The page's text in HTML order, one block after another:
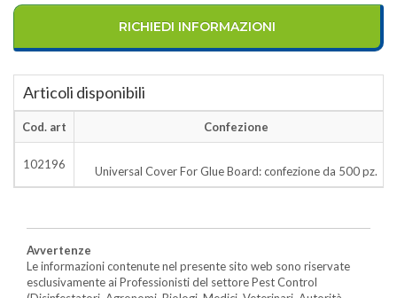
RICHIEDI INFORMAZIONI
Articoli disponibili
Cod. art Confezione
102196 Universal Cover For Glue Board: confezione da 500 pz.
Avvertenze
Le informazioni contenute nel presente sito web sono riservate
esclusivamente ai Professionisti del settore Pest Control